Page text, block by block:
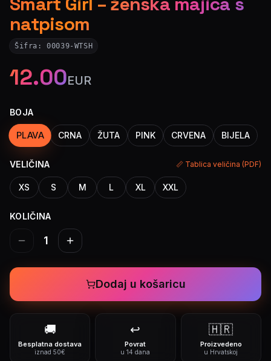
natpisom
Šifra:00039-WTSH
12.00EUR
BOJA
PLAVA CRNA ŽUTA PINK CRVENA BIJELA
VELIČINA 📏 Tablica veličina (PDF)
XS S M L XL XXL
KOLIČINA
1
Dodaj u košaricu
🚚
Besplatna dostava
iznad 50€
↩️
Povrat
u 14 dana
🇭🇷
Proizvedeno
u Hrvatskoj